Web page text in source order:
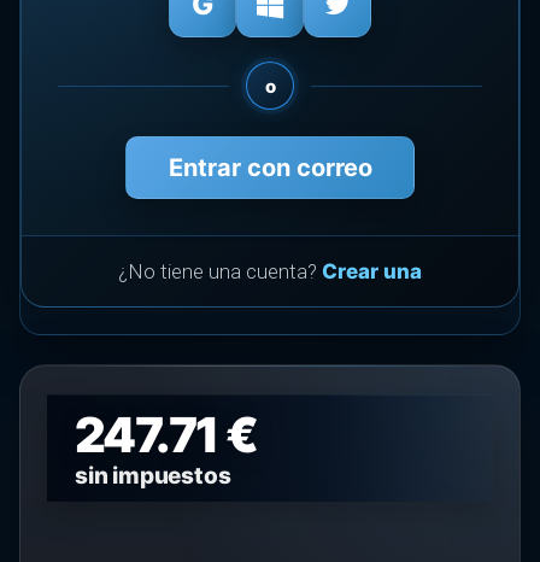
o
Entrar con correo
¿No tiene una cuenta? Crear una
247.71 €
sin impuestos